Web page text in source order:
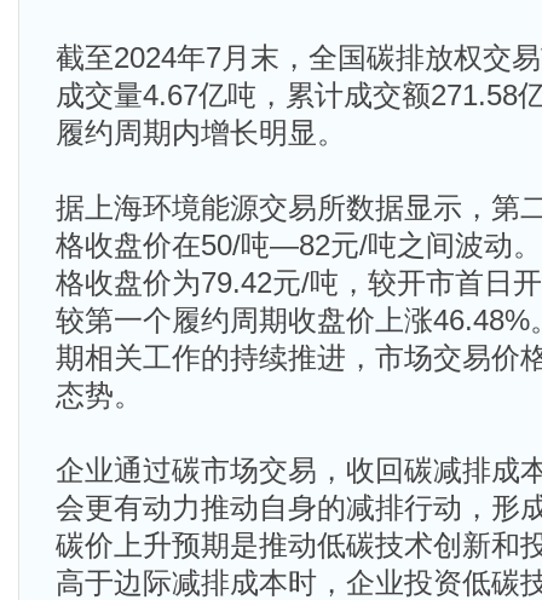
截至2024年7月末，全国碳排放权交
成交量4.67亿吨，累计成交额271.58
履约周期内增长明显。
据上海环境能源交易所数据显示，第
格收盘价在50/吨—82元/吨之间波动
格收盘价为79.42元/吨，较开市首日
较第一个履约周期收盘价上涨
期相关工作的持续推进，市场交易价
态势。
企业通过碳市场交易，收回碳减排成
会更有动力推动自身的减排行动，形
碳价上升预期是推动低碳技术创新和
高于边际减排成本时，企业投资低碳